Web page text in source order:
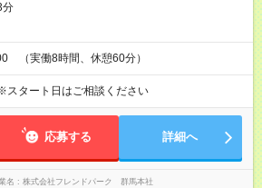
分
（実働8時間、休憩60分）
タート日はご相談ください
応募する 詳細へ
名 株式会社フレンドパーク 群馬本社